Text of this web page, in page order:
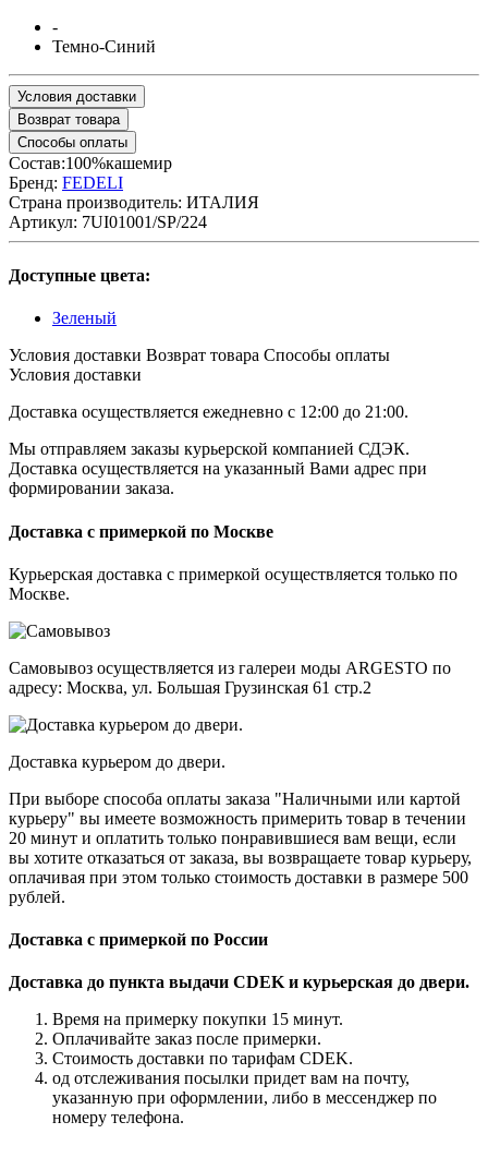
-
Темно-Синий
Условия доставки
Возврат товара
Способы оплаты
Состав:100%кашемир
Бренд: FEDELI
Страна производитель: ИТАЛИЯ
Артикул: 7UI01001/SP/224
Доступные цвета:
Зеленый
Условия доставки Возврат товара Cпособы оплаты
Условия доставки
Доставка осуществляется ежедневно с 12:00 до 21:00.
Мы отправляем заказы курьерской компанией СДЭК.
Доставка осуществляется на указанный Вами адрес при
формировании заказа.
Доставка с примеркой по Москве
Курьерская доставка с примеркой осуществляется только по
Москве.
Самовывоз осуществляется из галереи моды ARGESTO по
адресу: Москва, ул. Большая Грузинская 61 стр.2
Доставка курьером до двери.
При выборе способа оплаты заказа "Наличными или картой
курьеру" вы имеете возможность примерить товар в течении
20 минут и оплатить только понравившиеся вам вещи, если
вы хотите отказаться от заказа, вы возвращаете товар курьеру,
оплачивая при этом только стоимость доставки в размере 500
рублей.
Доставка с примеркой по России
Доставка до пункта выдачи CDEK и курьерская до двери.
Время на примерку покупки 15 минут.
Оплачивайте заказ после примерки.
Стоимость доставки по тарифам CDEK.
од отслеживания посылки придет вам на почту,
указанную при оформлении, либо в мессенджер по
номеру телефона.